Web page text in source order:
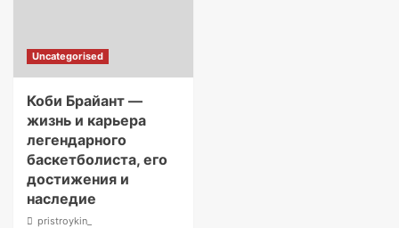
Uncategorised
Коби Брайант —
жизнь и карьера
легендарного
баскетболиста, его
достижения и
наследие
pristroykin_